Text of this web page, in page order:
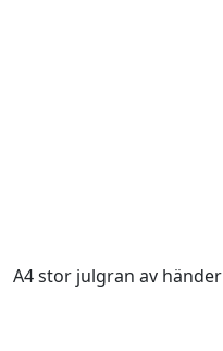
A4 stor julgran av händer